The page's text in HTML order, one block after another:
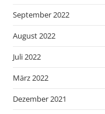
September 2022
August 2022
Juli 2022
März 2022
Dezember 2021